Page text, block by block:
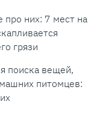
про них: 7 мест на
грязи
поиска вещей,
питомцев: